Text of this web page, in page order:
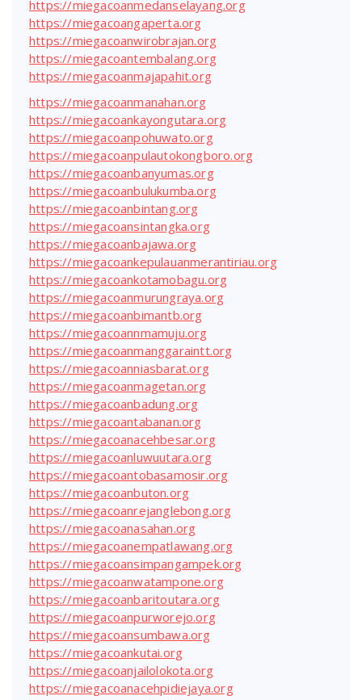
https://miegacoanmedanselayang.org
https://miegacoangaperta.org
https://miegacoanwirobrajan.org
https://miegacoantembalang.org
https://miegacoanmajapahit.org
https://miegacoanmanahan.org
https://miegacoankayongutara.org
https://miegacoanpohuwato.org
https://miegacoanpulautokongboro.org
https://miegacoanbanyumas.org
https://miegacoanbulukumba.org
https://miegacoanbintang.org
https://miegacoansintangka.org
https://miegacoanbajawa.org
https://miegacoankepulauanmerantiriau.org
https://miegacoankotamobagu.org
https://miegacoanmurungraya.org
https://miegacoanbimantb.org
https://miegacoannmamuju.org
https://miegacoanmanggaraintt.org
https://miegacoanniasbarat.org
https://miegacoanmagetan.org
https://miegacoanbadung.org
https://miegacoantabanan.org
https://miegacoanacehbesar.org
https://miegacoanluwuutara.org
https://miegacoantobasamosir.org
https://miegacoanbuton.org
https://miegacoanrejanglebong.org
https://miegacoanasahan.org
https://miegacoanempatlawang.org
https://miegacoansimpangampek.org
https://miegacoanwatampone.org
https://miegacoanbaritoutara.org
https://miegacoanpurworejo.org
https://miegacoansumbawa.org
https://miegacoankutai.org
https://miegacoanjailolokota.org
https://miegacoanacehpidiejaya.org